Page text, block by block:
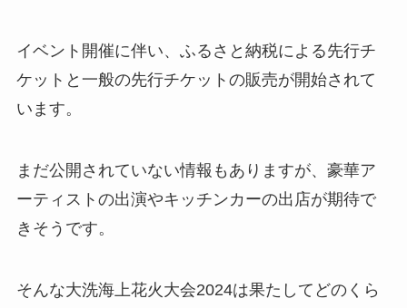
イベント開催に伴い、ふるさと納税による先行チ
ケットと一般の先行チケットの販売が開始されて
います。
まだ公開されていない情報もありますが、豪華ア
ーティストの出演やキッチンカーの出店が期待で
きそうです。
そんな大洗海上花火大会2024は果たしてどのくら